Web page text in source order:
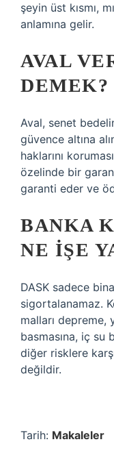
şeyin üst kısmı,
anlamına gelir.
AVAL
DEMEK?
Aval, senet
güvence altına
haklarını
özelinde bir
garanti eder ve
BANKA
NE IŞE
DASK sadece
sigortalanamaz.
malları depreme,
basmasına, iç su
diğer risklere
değildir.
Tarih: Makaleler